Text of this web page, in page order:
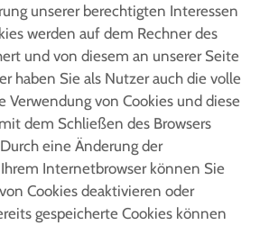
unserer berechtigten Interessen
werden auf dem Rechner des
und von diesem an unserer Seite
haben Sie als Nutzer auch die volle
Verwendung von Cookies und diese
dem Schließen des Browsers
eine Änderung der
Internetbrowser können Sie
Cookies deaktivieren oder
gespeicherte Cookies können